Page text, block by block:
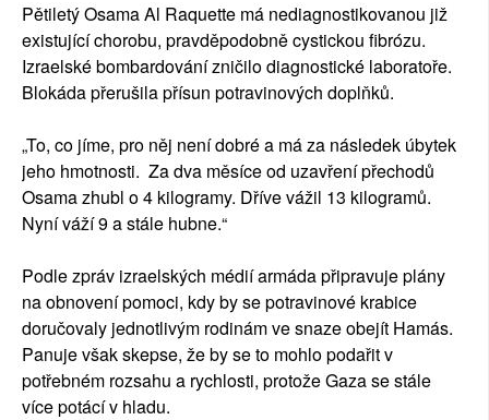
Pětiletý Osama Al Raquette má nediagnostikovanou již
existující chorobu, pravděpodobně cystickou fibrózu.
Izraelské bombardování zničilo diagnostické laboratoře.
Blokáda přerušila přísun potravinových doplňků.
„To, co jíme, pro něj není dobré a má za následek úbytek
jeho hmotnosti. Za dva měsíce od uzavření přechodů
Osama zhubl o 4 kilogramy. Dříve vážil 13 kilogramů.
Nyní váží 9 a stále hubne.“
Podle zpráv izraelských médií armáda připravuje plány
na obnovení pomoci, kdy by se potravinové krabice
doručovaly jednotlivým rodinám ve snaze obejít Hamás.
Panuje však skepse, že by se to mohlo podařit v
potřebném rozsahu a rychlosti, protože Gaza se stále
více potácí v hladu.